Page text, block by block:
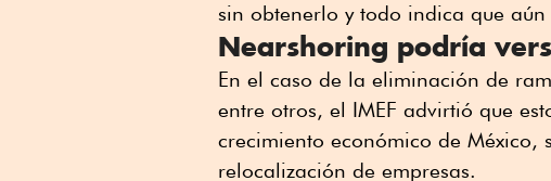
sin obtenerlo y todo indica que
Nearshoring podría
En el caso de la eliminación de
entre otros, el IMEF advirtió que
crecimiento económico de
relocalización de empresas.